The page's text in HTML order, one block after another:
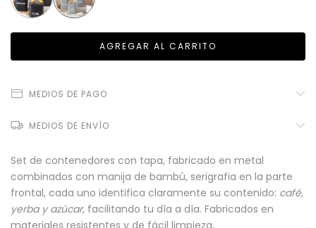
MEDIOS DE PAGO
MEDIOS DE ENVÍO
Set de contenedores con tapa, fabricado en metal
combinados con manija de bambú, serigrafia en la parte
frontal, cada uno identifica claramente su contenido: café,
yerba y azúcar, facilitando tu día a día. Fabricados en